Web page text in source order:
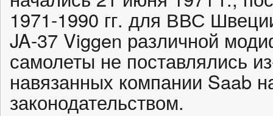
1971-1990 гг. для ВВС
JA-37 Viggen различной
самолеты не поставлялись
навязанных компании Saab
законодательством.